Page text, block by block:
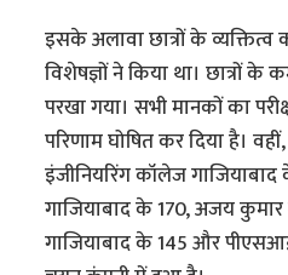
इसके अलावा छात्रों के व्यक्तित्व
विशेषज्ञों ने किया था। छात्रों
परखा गया। सभी मानकों का
परिणाम घोषित कर दिया है।
इंजीनियरिंग कॉलेज
गाजियाबाद के 170, अजय कुमार
गाजियाबाद के 145 और